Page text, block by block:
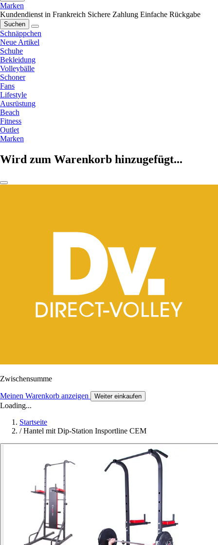
Marken
Kundendienst in Frankreich Sichere Zahlung Einfache Rückgabe
Suchen
Schnäppchen
Neue Artikel
Schuhe
Bekleidung
Volleybälle
Schoner
Fans
Lifestyle
Ausrüstung
Beach
Fitness
Outlet
Marken
Wird zum Warenkorb hinzugefügt...
Zwischensumme
Meinen Warenkorb anzeigen Weiter einkaufen
Loading...
Startseite
/ Hantel mit Dip-Station Insportline CEM